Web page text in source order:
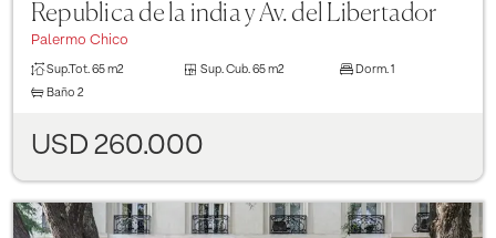
Republica de la india y Av. del Libertador
Palermo Chico
Sup.Tot.65 m2 Sup. Cub. 65 m2 Dorm. 1
Baño 2
USD 260.000